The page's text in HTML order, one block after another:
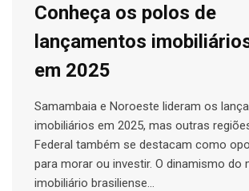
Conheça os polos de
lançamentos
em 2025
Samambaia e Noroeste lideram os
imobiliários em 2025, mas outras
Federal também se destacam como
para morar ou investir. O dinamismo do
imobiliário brasiliense…